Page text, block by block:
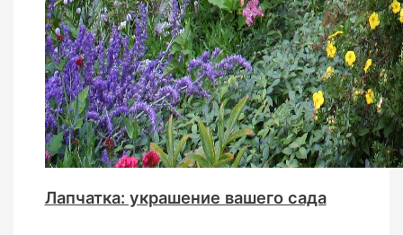
Лапчатка: украшение вашего сада